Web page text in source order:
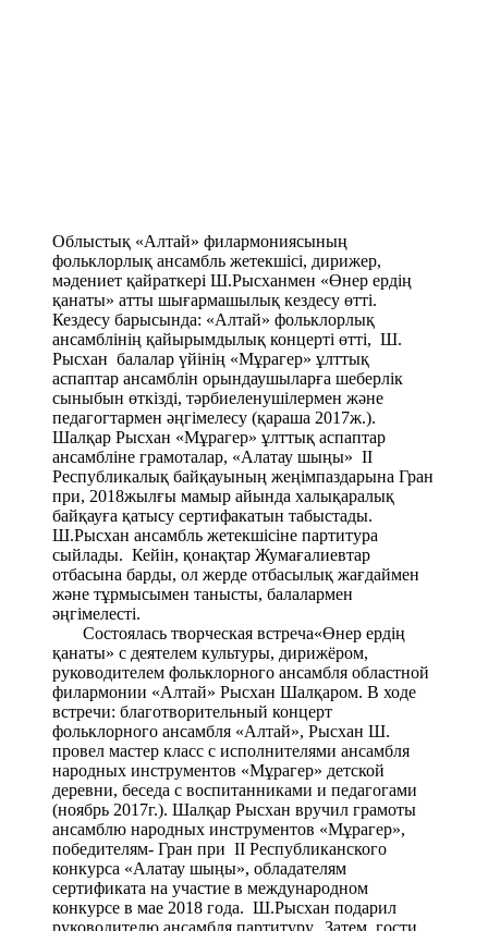
Облыстық «Алтай» филармониясының
фольклорлық ансамбль жетекшісі, дирижер,
мәдениет қайраткері Ш.Рысханмен «Өнер ердің
қанаты» атты шығармашылық кездесу өтті.
Кездесу барысында: «Алтай» фольклорлық
ансамблінің қайырымдылық концерті өтті, Ш.
Рысхан балалар үйінің «Мұрагер» ұлттық
аспаптар ансамблін орындаушыларға шеберлік
сыныбын өткізді, тәрбиеленушілермен және
педагогтармен әңгімелесу (қараша 2017ж.).
Шалқар Рысхан «Мұрагер» ұлттық аспаптар
ансамбліне грамоталар, «Алатау шыңы» ІІ
Республикалық байқауының жеңімпаздарына Гран
при, 2018жылғы мамыр айында халықаралық
байқауға қатысу сертифакатын табыстады.
Ш.Рысхан ансамбль жетекшісіне партитура
сыйлады. Кейін, қонақтар Жумағалиевтар
отбасына барды, ол жерде отбасылық жағдаймен
және тұрмысымен танысты, балалармен
әңгімелесті.
Состоялась творческая встреча«Өнер ердің
қанаты» с деятелем культуры, дирижёром,
руководителем фольклорного ансамбля областной
филармонии «Алтай» Рысхан Шалқаром. В ходе
встречи: благотворительный концерт
фольклорного ансамбля «Алтай», Рысхан Ш.
провел мастер класс с исполнителями ансамбля
народных инструментов «Мұрагер» детской
деревни, беседа с воспитанниками и педагогами
(ноябрь 2017г.). Шалқар Рысхан вручил грамоты
ансамблю народных инструментов «Мұрагер»,
победителям- Гран при ІІ Республиканского
конкурса «Алатау шыңы», обладателям
сертификата на участие в международном
конкурсе в мае 2018 года. Ш.Рысхан подарил